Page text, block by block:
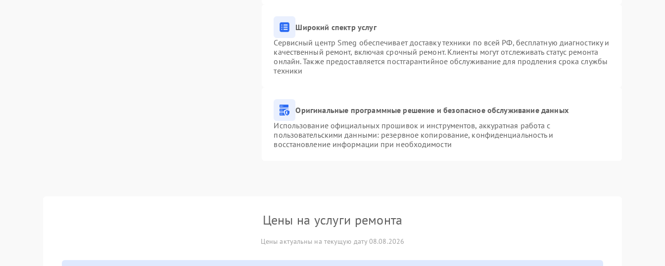
Широкий спектр услуг
Сервисный центр Smeg обеспечивает доставку техники по всей РФ, бесплатную диагностику и
качественный ремонт, включая срочный ремонт. Клиенты могут отслеживать статус ремонта
онлайн. Также предоставляется постгарантийное обслуживание для продления срока службы
техники
Оригинальные программные решение и безопасное обслуживание данных
Использование официальных прошивок и инструментов, аккуратная работа с
пользовательскими данными: резервное копирование, конфиденциальность и
восстановление информации при необходимости
Цены на услуги ремонта
Цены актуальны на текущую дату 08.08.2026